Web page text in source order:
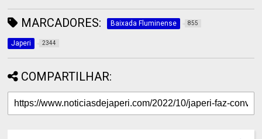
MARCADORES: Baixada Fluminense 855
Japeri 2344
COMPARTILHAR: